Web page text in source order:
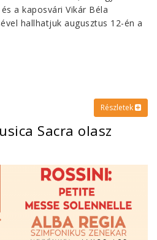
a kaposvári Vikár Béla
hallhatjuk augusztus 12-én a
Részletek
Sacra olasz